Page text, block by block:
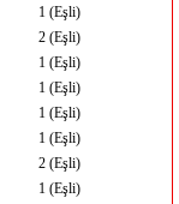
1 (Eşli)
2 (Eşli)
1 (Eşli)
1 (Eşli)
1 (Eşli)
1 (Eşli)
2 (Eşli)
1 (Eşli)